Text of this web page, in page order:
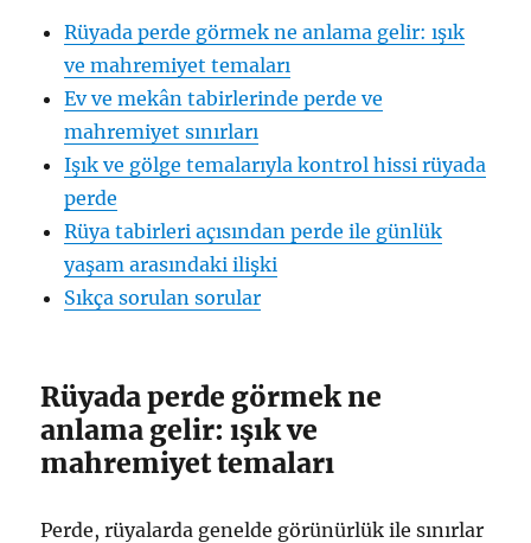
Rüyada perde görmek ne anlama gelir: ışık
ve mahremiyet temaları
Ev ve mekân tabirlerinde perde ve
mahremiyet sınırları
Işık ve gölge temalarıyla kontrol hissi rüyada
perde
Rüya tabirleri açısından perde ile günlük
yaşam arasındaki ilişki
Sıkça sorulan sorular
Rüyada perde görmek ne
anlama gelir: ışık ve
mahremiyet temaları
Perde, rüyalarda genelde görünürlük ile sınırlar